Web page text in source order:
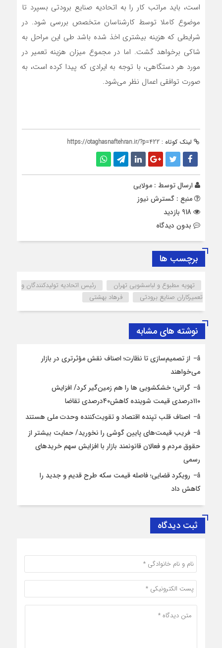
است، باید مراتب کار را به اتحادیه صنایع برودتی بسپرد تا
موضوع کاملا توسط کارشناسان متخصص بررسی شود. در
شرایطی که هزینه بیشتری اخذ شده باشد طی این مراحل به
شاکی برخواهد گشت. اما در مجموع میزان هزینه تعمیر در
مورد هر دستگاهی، با توجه به ایرادی که پیدا کرده است، به
صورت توافقی اعمال نظر می‌شود.
لینک کوتاه : https://otaghasnaftehran.ir/?p=422
ارسال توسط : مولایی
منبع : گسترش نیوز
بدون دیدگاه
برچسب ها
تهویه مطبوع و لباسشویی تهران
رئیس اتحادیه تولیدکنندگان و
تعمیرکاران صنایع برودتی
فرهاد بهشتی
نوشته های مشابه
از تصمیم‌سازی تا نظارت؛ اصناف نقش مؤثرتری در بازار
می‌خواهند
گرانی؛ خشکشویی‌ ها را هم زمین‌گیر کرد/ افزایش
۱۱۰درصدی قیمت شوینده کاهش۴۰درصدی تقاضا
اصناف قلب تپنده اقتصاد و تقویت‌کننده وحدت ملی هستند
فریب قیمت‌های پایین گوشی را نخورید/ حمایت بیشتر از
حقوق مردم و فعالان قانونمند بازار با افزایش سهم خریدهای
رسمی
رویکرد قضایی؛ فاصله قیمت سکه طرح قدیم و جدید را
کاهش داد
ثبت دیدگاه